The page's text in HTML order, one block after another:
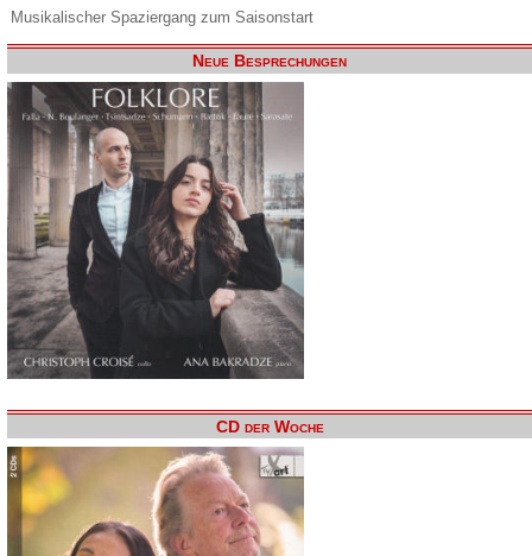
Musikalischer Spaziergang zum Saisonstart
Neue Besprechungen
CD der Woche